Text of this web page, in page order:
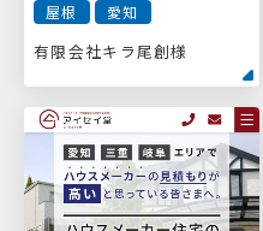
屋根 愛知
有限会社キラ尾創様